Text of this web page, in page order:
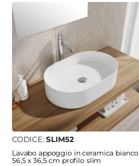
CODICE: SLIM52
Lavabo appoggio in ceramica bianco
56,5 x 36,5 cm profilo slim